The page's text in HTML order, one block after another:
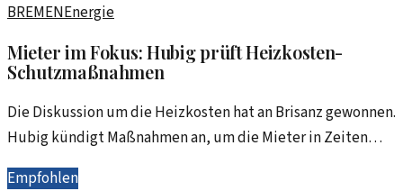
und Marktdynamiken beleuchtet.
BREMENEnergie
Mieter im Fokus: Hubig prüft Heizkosten-
Schutzmaßnahmen
Die Diskussion um die Heizkosten hat an Brisanz gewonnen.
Hubig kündigt Maßnahmen an, um die Mieter in Zeiten
steigender Energiekosten zu schützen.
Empfohlen